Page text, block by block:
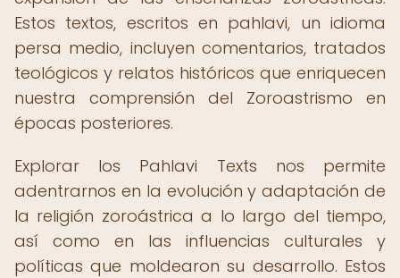
Estos textos, escritos en pahlavi, un idioma
persa medio, incluyen comentarios, tratados
teológicos y relatos históricos que enriquecen
nuestra comprensión del Zoroastrismo en
épocas posteriores.
Explorar los Pahlavi Texts nos permite
adentrarnos en la evolución y adaptación de
la religión zoroástrica a lo largo del tiempo,
así como en las influencias culturales y
políticas que moldearon su desarrollo. Estos